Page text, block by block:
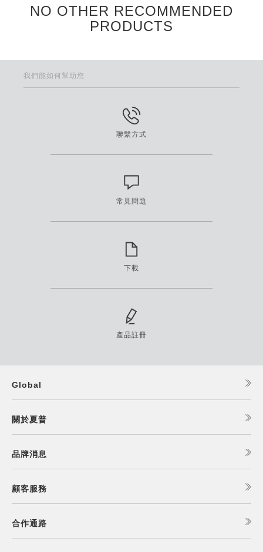
NO OTHER RECOMMENDED
PRODUCTS
我們能如何幫助您
聯繫方式
常見問題
下載
產品註冊
Global
關於夏普
品牌消息
顧客服務
合作通路